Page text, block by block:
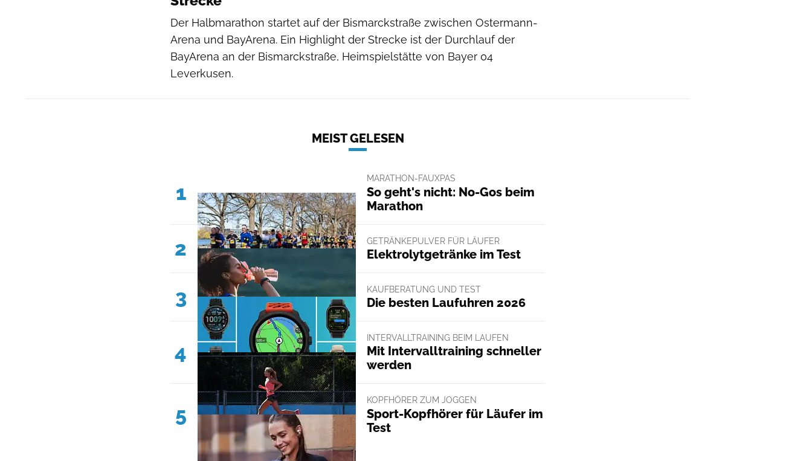
Der Halbmarathon startet auf der Bismarckstraße zwischen Ostermann-
Arena und BayArena. Ein Highlight der Strecke ist der Durchlauf der
BayArena an der Bismarckstraße, Heimspielstätte von Bayer 04
Leverkusen.
MEIST GELESEN
1
MARATHON-FAUXPAS
So geht's nicht: No-Gos beim
Marathon
2 GETRÄNKEPULVER FÜR LÄUFER
Elektrolytgetränke im Test
3 KAUFBERATUNG UND TEST
Die besten Laufuhren 2026
4
INTERVALLTRAINING BEIM LAUFEN
Mit Intervalltraining schneller
werden
5
KOPFHÖRER ZUM JOGGEN
Sport-Kopfhörer für Läufer im
Test